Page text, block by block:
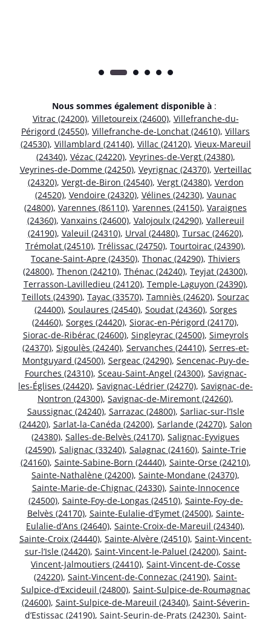
Nous sommes également disponible à :
Vitrac (24200), Villetoureix (24600), Villefranche-du-
Périgord (24550), Villefranche-de-Lonchat (24610), Villars
(24530), Villamblard (24140), Villac (24120), Vieux-Mareuil
(24340), Vézac (24220), Veyrines-de-Vergt (24380),
Veyrines-de-Domme (24250), Veyrignac (24370), Verteillac
(24320), Vergt-de-Biron (24540), Vergt (24380), Verdon
(24520), Vendoire (24320), Vélines (24230), Vaunac
(24800), Varennes (86110), Varennes (24150), Varaignes
(24360), Vanxains (24600), Valojoulx (24290), Vallereuil
(24190), Valeuil (24310), Urval (24480), Tursac (24620),
Trémolat (24510), Trélissac (24750), Tourtoirac (24390),
Tocane-Saint-Apre (24350), Thonac (24290), Thiviers
(24800), Thenon (24210), Thénac (24240), Teyjat (24300),
Terrasson-Lavilledieu (24120), Temple-Laguyon (24390),
Teillots (24390), Tayac (33570), Tamniès (24620), Sourzac
(24400), Soulaures (24540), Soudat (24360), Sorges
(24460), Sorges (24420), Siorac-en-Périgord (24170),
Siorac-de-Ribérac (24600), Singleyrac (24500), Simeyrols
(24370), Sigoulès (24240), Servanches (24410), Serres-et-
Montguyard (24500), Sergeac (24290), Sencenac-Puy-de-
Fourches (24310), Sceau-Saint-Angel (24300), Savignac-
les-Églises (24420), Savignac-Lédrier (24270), Savignac-de-
Nontron (24300), Savignac-de-Miremont (24260),
Saussignac (24240), Sarrazac (24800), Sarliac-sur-l’Isle
(24420), Sarlat-la-Canéda (24200), Sarlande (24270), Salon
(24380), Salles-de-Belvès (24170), Salignac-Eyvigues
(24590), Salignac (33240), Salagnac (24160), Sainte-Trie
(24160), Sainte-Sabine-Born (24440), Sainte-Orse (24210),
Sainte-Nathalène (24200), Sainte-Mondane (24370),
Sainte-Marie-de-Chignac (24330), Sainte-Innocence
(24500), Sainte-Foy-de-Longas (24510), Sainte-Foy-de-
Belvès (24170), Sainte-Eulalie-d’Eymet (24500), Sainte-
Eulalie-d’Ans (24640), Sainte-Croix-de-Mareuil (24340),
Sainte-Croix (24440), Sainte-Alvère (24510), Saint-Vincent-
sur-l’Isle (24420), Saint-Vincent-le-Paluel (24200), Saint-
Vincent-Jalmoutiers (24410), Saint-Vincent-de-Cosse
(24220), Saint-Vincent-de-Connezac (24190), Saint-
Sulpice-d’Excideuil (24800), Saint-Sulpice-de-Roumagnac
(24600), Saint-Sulpice-de-Mareuil (24340), Saint-Séverin-
d’Estissac (24190), Saint-Seurin-de-Prats (24230), Saint-